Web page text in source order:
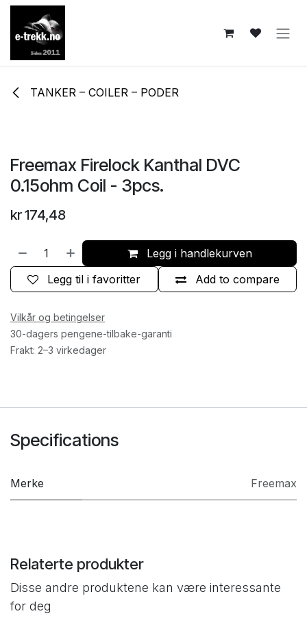
Skip to Content
TANKER – COILER – PODER
Freemax Firelock Kanthal DVC
0.15ohm Coil - 3pcs.
kr174,48
Legg i handlekurven
Add to compare
Legg til i favoritter
Vilkår og betingelser
30-dagers pengene-tilbake-garanti
Frakt: 2–3 virkedager
Specifications
Merke Freemax
Relaterte produkter
Disse andre produktene kan være interessante
for deg